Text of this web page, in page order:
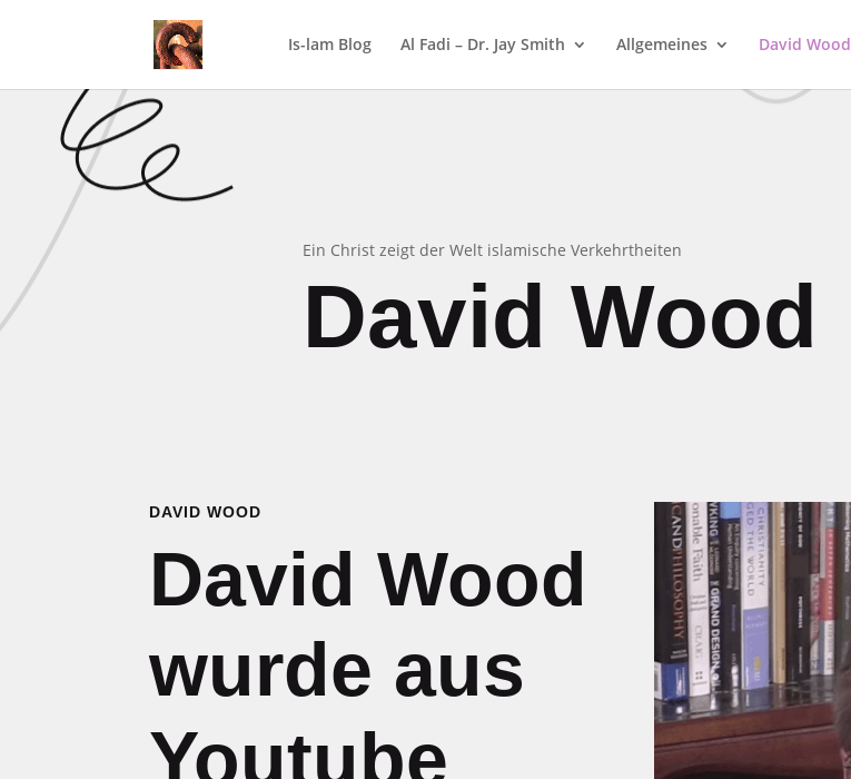
Is-lam Blog Al Fadi – Dr. Jay Smith Allgemeines David Wood
Ein Christ zeigt der Welt islamische Verkehrtheiten
David Wood
DAVID WOOD
David Wood
wurde aus
Youtube